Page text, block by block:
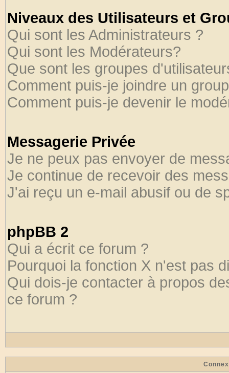
Niveaux des Utilisateurs et
Qui sont les Administrateurs ?
Qui sont les Modérateurs?
Que sont les groupes
Comment puis-je joindre un
Comment puis-je devenir le
Messagerie Privée
Je ne peux pas envoyer de
Je continue de recevoir des
J'ai reçu un e-mail abusif ou de
phpBB 2
Qui a écrit ce forum ?
Pourquoi la fonction X n'est pas
Qui dois-je contacter à propos
ce forum ?